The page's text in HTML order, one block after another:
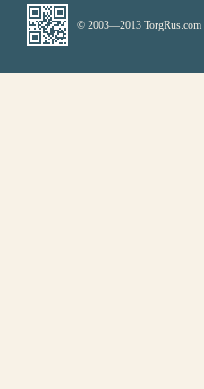
© 2003—2013 TorgRus.com